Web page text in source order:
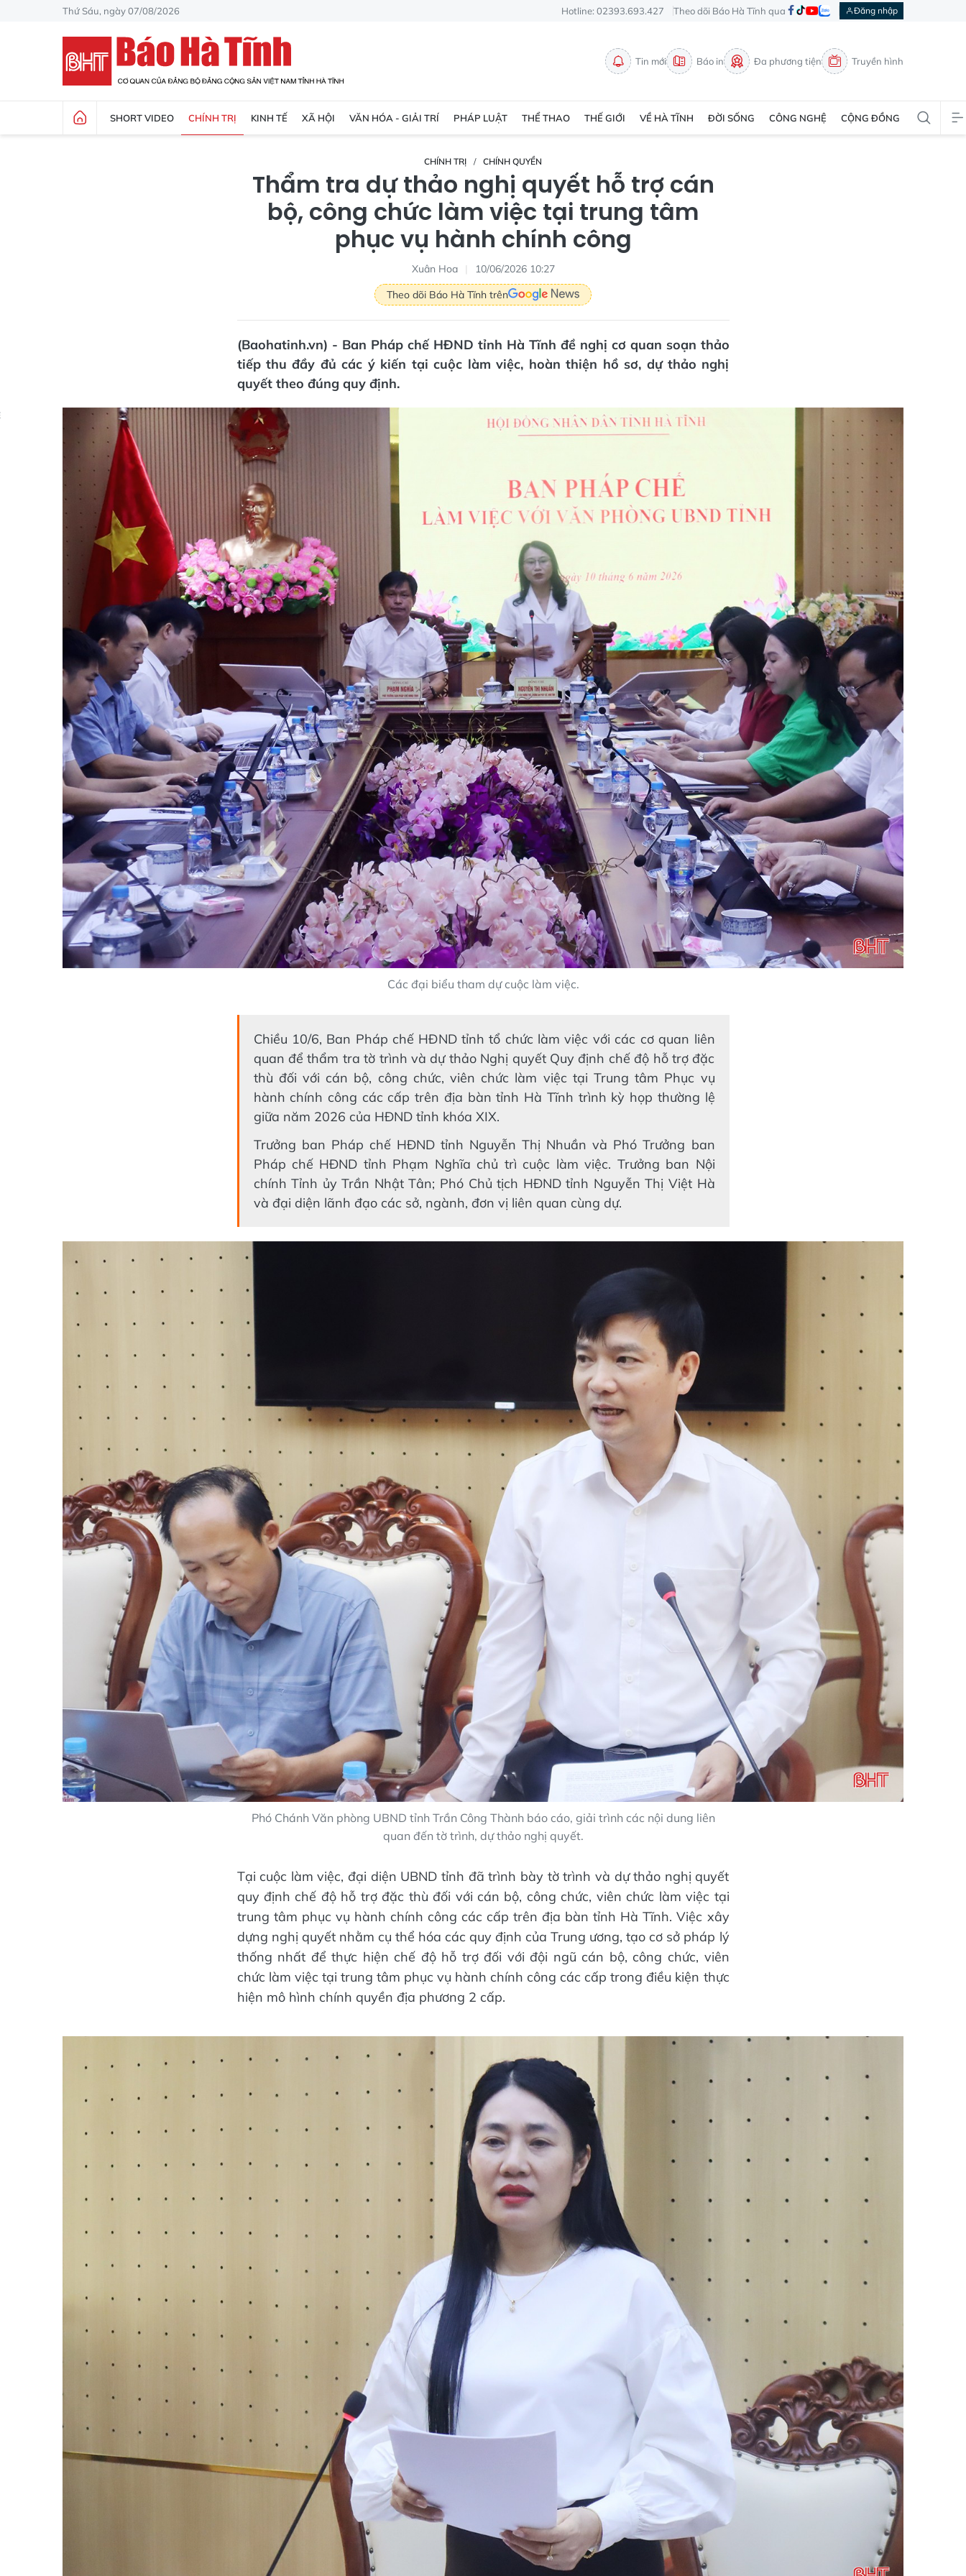
Thứ Sáu, ngày 07/08/2026 Hotline: 02393.693.427 Theo dõi Báo Hà Tĩnh qua Đăng nhập
Tin mới Báo in Đa phương tiện Truyền hình
SHORT VIDEO CHÍNH TRỊ KINH TẾ XÃ HỘI VĂN HÓA - GIẢI TRÍ PHÁP LUẬT THỂ THAO THẾ GIỚI VỀ HÀ TĨNH ĐỜI SỐNG CÔNG NGHỆ CỘNG ĐỒNG
CHÍNH TRỊ CHÍNH QUYỀN
Thẩm tra dự thảo nghị quyết hỗ trợ cán
bộ, công chức làm việc tại trung tâm
phục vụ hành chính công
Xuân Hoa
10/06/2026 10:27
Theo dõi Báo Hà Tĩnh trên
(Baohatinh.vn) - Ban Pháp chế HĐND tỉnh Hà Tĩnh đề nghị cơ quan soạn thảo
tiếp thu đầy đủ các ý kiến tại cuộc làm việc, hoàn thiện hồ sơ, dự thảo nghị
quyết theo đúng quy định.
Các đại biểu tham dự cuộc làm việc.
Chiều 10/6, Ban Pháp chế HĐND tỉnh tổ chức làm việc với các cơ quan liên
quan để thẩm tra tờ trình và dự thảo Nghị quyết Quy định chế độ hỗ trợ đặc
thù đối với cán bộ, công chức, viên chức làm việc tại Trung tâm Phục vụ
hành chính công các cấp trên địa bàn tỉnh Hà Tĩnh trình kỳ họp thường lệ
giữa năm 2026 của HĐND tỉnh khóa XIX.
Trưởng ban Pháp chế HĐND tỉnh Nguyễn Thị Nhuần và Phó Trưởng ban
Pháp chế HĐND tỉnh Phạm Nghĩa chủ trì cuộc làm việc. Trưởng ban Nội
chính Tỉnh ủy Trần Nhật Tân; Phó Chủ tịch HĐND tỉnh Nguyễn Thị Việt Hà
và đại diện lãnh đạo các sở, ngành, đơn vị liên quan cùng dự.
Phó Chánh Văn phòng UBND tỉnh Trần Công Thành báo cáo, giải trình các nội dung liên
quan đến tờ trình, dự thảo nghị quyết.
Tại cuộc làm việc, đại diện UBND tỉnh đã trình bày tờ trình và dự thảo nghị quyết
quy định chế độ hỗ trợ đặc thù đối với cán bộ, công chức, viên chức làm việc tại
trung tâm phục vụ hành chính công các cấp trên địa bàn tỉnh Hà Tĩnh. Việc xây
dựng nghị quyết nhằm cụ thể hóa các quy định của Trung ương, tạo cơ sở pháp lý
thống nhất để thực hiện chế độ hỗ trợ đối với đội ngũ cán bộ, công chức, viên
chức làm việc tại trung tâm phục vụ hành chính công các cấp trong điều kiện thực
hiện mô hình chính quyền địa phương 2 cấp.